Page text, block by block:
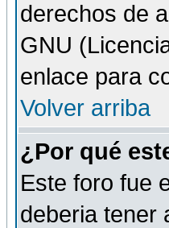
derechos de
GNU
enlace para
Volver arriba
¿Por qué
Este foro fue
deberia tener